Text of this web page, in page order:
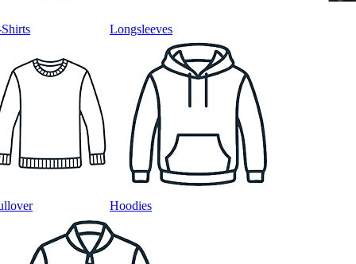
Longsleeves
Hoodies